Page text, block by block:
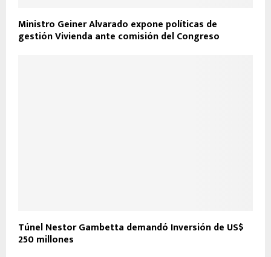
Ministro Geiner Alvarado expone políticas de
gestión Vivienda ante comisión del Congreso
Túnel Nestor Gambetta demandó Inversión de US$
250 millones